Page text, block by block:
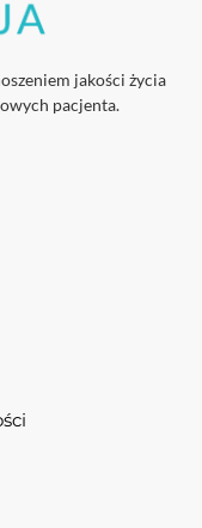
jakości życia
pacjenta.